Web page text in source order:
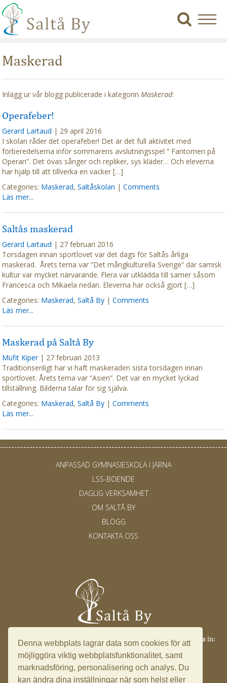
Maskerad
Inlägg ur vår blogg publicerade i kategorin Maskerad:
Operafeber!
Gerard Lartaud | 29 april 2016
I skolan råder det operafeber! Det är det full aktivitet med
förberedelserna inför sommarens avslutningsspel ” Fantomen på
Operan”. Det övas sånger och repliker, sys kläder… Och eleverna
har hjälp till att tillverka en vacker […]
Categories: Maskerad, Saltåskolan | Comments
Läs mer...
Saltås maskerad
Gerard Lartaud | 27 februari 2016
Torsdagen innan sportlovet var det dags för Saltås årliga
maskerad. Årets tema var ”Det mångkulturella Sverige” där samisk
kultur var mycket närvarande. Flera var utklädda till samer såsom
Francesca och Mikaela nedan. Eleverna har också gjort […]
Categories: Maskerad, Saltå By | Comments
Läs mer...
Maskerad på Saltå By
Müfit Kiper | 27 februari 2013
Traditionsenligt har vi haft maskeraden sista torsdagen innan
sportlovet. Årets tema var ”Asien”. Det var en mycket lyckad
tillställning. Bilderna talar för sig själva.
Categories: Maskerad, Saltå By | Comments
Läs mer...
ANPASSAD GYMNASIESKOLA I JÄRNA
LSS-BOENDE
DAGLIG VERKSAMHET
OM SALTÅ BY
BLOGG
KONTAKTA OSS
Denna webbplats lagrar data som cookies för att
möjliggöra viktig webbplatsfunktionalitet, samt
marknadsföring, personalisering och analys. Du
kan ändra dina inställningar när som helst eller
Saltå 17, 153 91 Järna ·info@saltaby.se 08 551 501 49 ·Logga in:
Ledningssystem